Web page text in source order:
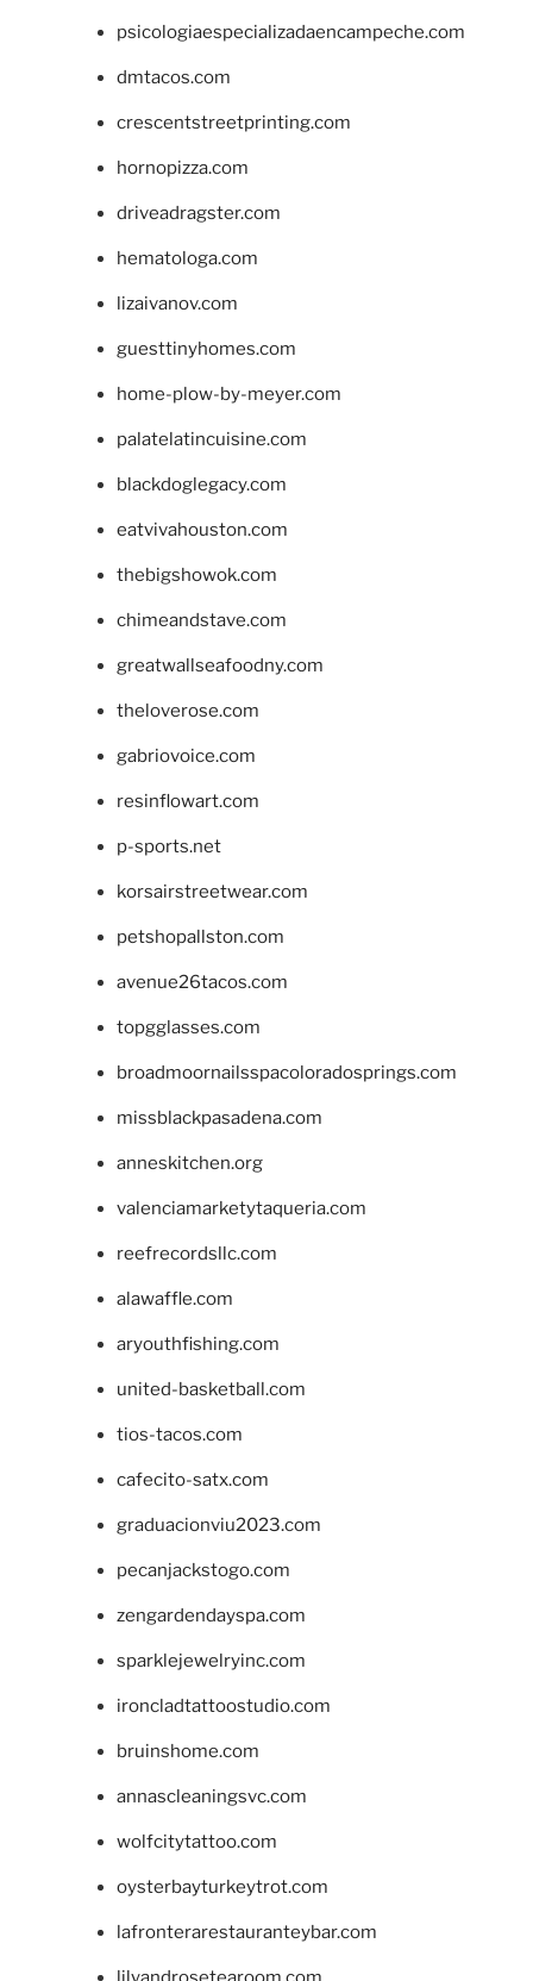
psicologiaespecializadaencampeche.com
dmtacos.com
crescentstreetprinting.com
hornopizza.com
driveadragster.com
hematologa.com
lizaivanov.com
guesttinyhomes.com
home-plow-by-meyer.com
palatelatincuisine.com
blackdoglegacy.com
eatvivahouston.com
thebigshowok.com
chimeandstave.com
greatwallseafoodny.com
theloverose.com
gabriovoice.com
resinflowart.com
p-sports.net
korsairstreetwear.com
petshopallston.com
avenue26tacos.com
topgglasses.com
broadmoornailsspacoloradosprings.com
missblackpasadena.com
anneskitchen.org
valenciamarketytaqueria.com
reefrecordsllc.com
alawaffle.com
aryouthfishing.com
united-basketball.com
tios-tacos.com
cafecito-satx.com
graduacionviu2023.com
pecanjackstogo.com
zengardendayspa.com
sparklejewelryinc.com
ironcladtattoostudio.com
bruinshome.com
annascleaningsvc.com
wolfcitytattoo.com
oysterbayturkeytrot.com
lafronterarestauranteybar.com